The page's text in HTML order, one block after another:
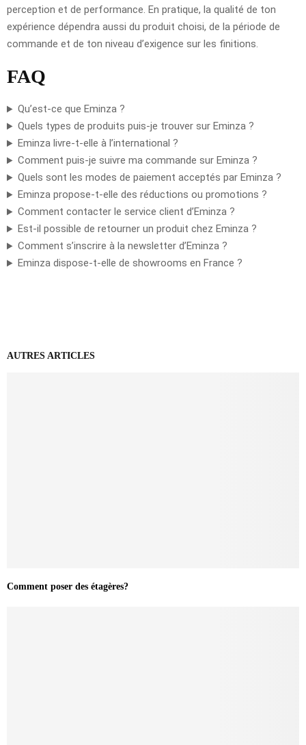
perception et de performance. En pratique, la qualité de ton
expérience dépendra aussi du produit choisi, de la période de
commande et de ton niveau d’exigence sur les finitions.
FAQ
Qu’est-ce que Eminza ?
Quels types de produits puis-je trouver sur Eminza ?
Eminza livre-t-elle à l’international ?
Comment puis-je suivre ma commande sur Eminza ?
Quels sont les modes de paiement acceptés par Eminza ?
Eminza propose-t-elle des réductions ou promotions ?
Comment contacter le service client d’Eminza ?
Est-il possible de retourner un produit chez Eminza ?
Comment s’inscrire à la newsletter d’Eminza ?
Eminza dispose-t-elle de showrooms en France ?
AUTRES ARTICLES
Comment poser des étagères?